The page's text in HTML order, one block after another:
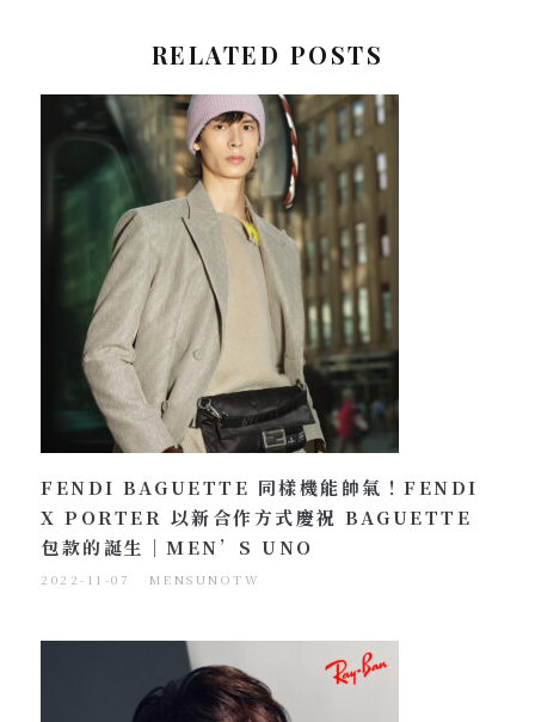
RELATED POSTS
FENDI BAGUETTE 同樣機能帥氣！FENDI
X PORTER 以新合作方式慶祝 BAGUETTE
包款的誕生｜MEN’S UNO
2022-11-07 MENSUNOTW